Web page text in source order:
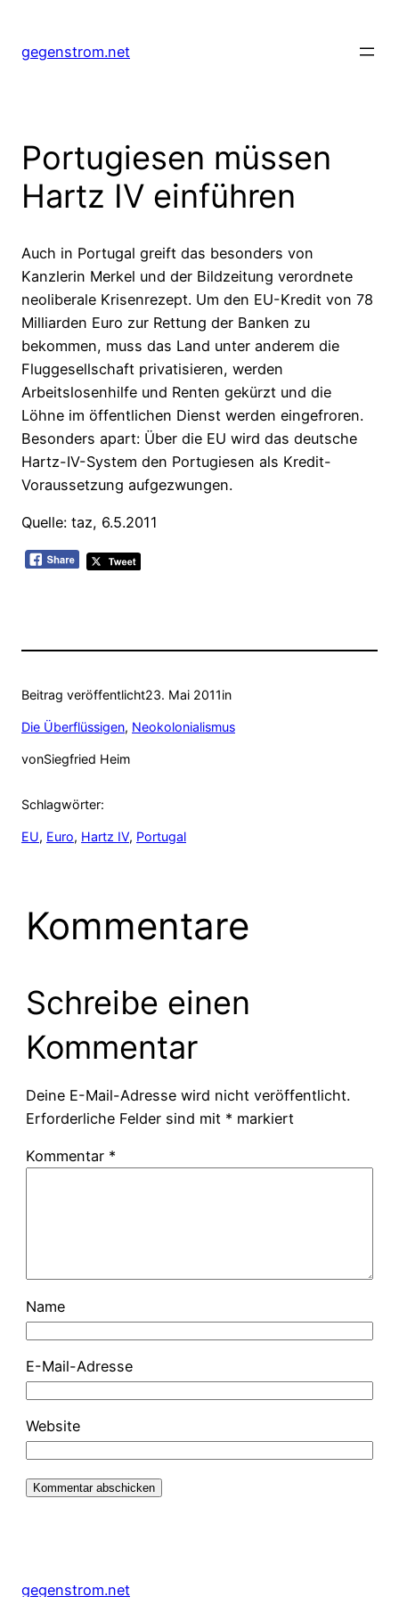
springen
gegenstrom.net
Portugiesen müssen
Hartz IV einführen
Auch in Portugal greift das besonders von
Kanzlerin Merkel und der Bildzeitung verordnete
neoliberale Krisenrezept. Um den EU-Kredit von 78
Milliarden Euro zur Rettung der Banken zu
bekommen, muss das Land unter anderem die
Fluggesellschaft privatisieren, werden
Arbeitslosenhilfe und Renten gekürzt und die
Löhne im öffentlichen Dienst werden eingefroren.
Besonders apart: Über die EU wird das deutsche
Hartz-IV-System den Portugiesen als Kredit-
Voraussetzung aufgezwungen.
Quelle: taz, 6.5.2011
Beitrag veröffentlicht23. Mai 2011in
Die Überflüssigen, Neokolonialismus
vonSiegfried Heim
Schlagwörter:
EU, Euro, Hartz IV, Portugal
Kommentare
Schreibe einen
Kommentar
Deine E-Mail-Adresse wird nicht veröffentlicht.
Erforderliche Felder sind mit * markiert
Kommentar *
Name
E-Mail-Adresse
Website
gegenstrom.net